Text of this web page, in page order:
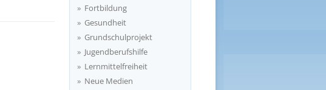
Fortbildung
Gesundheit
Grundschulprojekt
Jugendberufshilfe
Lernmittelfreiheit
Neue Medien